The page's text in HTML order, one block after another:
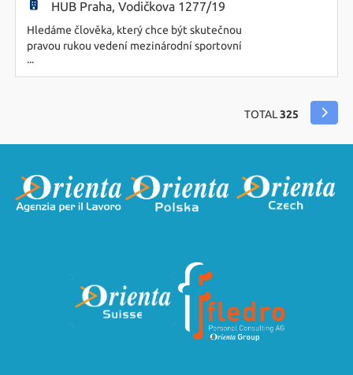
HUB Praha, Vodičkova 1277/19
Hledáme člověka, který chce být skutečnou
pravou rukou vedení mezinárodní sportovní
organizace. Pro někoho, kdo se nezalekne vysoké
míry odpovědnosti, umí pracovat samostatně a
...
TOTAL325